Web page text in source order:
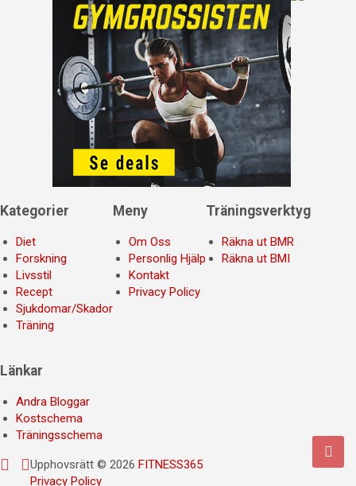
Kategorier
Diet
Forskning
Livsstil
Recept
Sjukdomar/Skador
Träning
Meny
Om Oss
Personlig Hjälp
Kontakt
Privacy Policy
Träningsverktyg
Räkna ut BMR
Räkna ut BMI
Länkar
Andra Bloggar
Kostschema
Träningsschema
Upphovsrätt © 2026 FITNESS365
Privacy Policy